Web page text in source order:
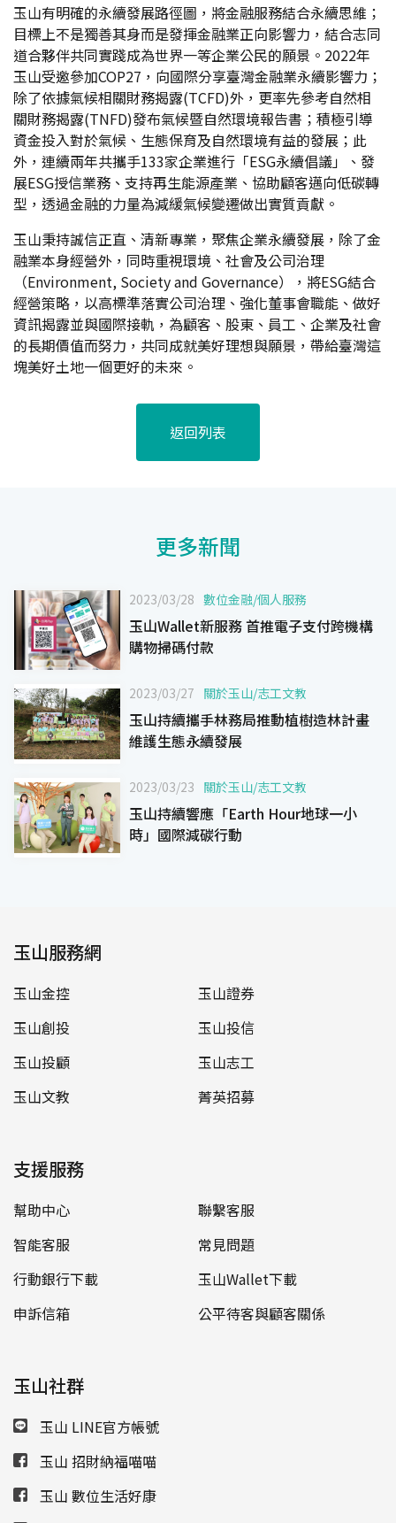
玉山有明確的永續發展路徑圖，將金融服務結合永續思維；
目標上不是獨善其身而是發揮金融業正向影響力，結合志同
道合夥伴共同實踐成為世界一等企業公民的願景。2022年
玉山受邀參加COP27，向國際分享臺灣金融業永續影響力；
除了依據氣候相關財務揭露(TCFD)外，更率先參考自然相
關財務揭露(TNFD)發布氣候暨自然環境報告書；積極引導
資金投入對於氣候、生態保育及自然環境有益的發展；此
外，連續兩年共攜手133家企業進行「ESG永續倡議」、發
展ESG授信業務、支持再生能源產業、協助顧客邁向低碳轉
型，透過金融的力量為減緩氣候變遷做出實質貢獻。
玉山秉持誠信正直、清新專業，聚焦企業永續發展，除了金
融業本身經營外，同時重視環境、社會及公司治理
（Environment, Society and Governance），將ESG結合
經營策略，以高標準落實公司治理、強化董事會職能、做好
資訊揭露並與國際接軌，為顧客、股東、員工、企業及社會
的長期價值而努力，共同成就美好理想與願景，帶給臺灣這
塊美好土地一個更好的未來。
返回列表
更多新聞
2023/03/28 數位金融/個人服務
玉山Wallet新服務 首推電子支付跨機構
購物掃碼付款
2023/03/27 關於玉山/志工文教
玉山持續攜手林務局推動植樹造林計畫
維護生態永續發展
2023/03/23 關於玉山/志工文教
玉山持續響應「Earth Hour地球一小
時」國際減碳行動
玉山服務網
玉山金控
玉山證券
玉山創投
玉山投信
玉山投顧
玉山志工
玉山文教
菁英招募
支援服務
幫助中心
聯繫客服
智能客服
常見問題
行動銀行下載
玉山Wallet下載
申訴信箱
公平待客與顧客關係
玉山社群
玉山 LINE官方帳號
玉山 招財納福喵喵
玉山 數位生活好康